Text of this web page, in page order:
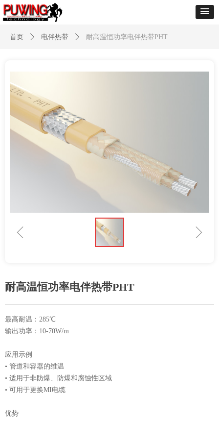
首页 ꄲ 电伴热带 ꄲ 耐高温恒功率电伴热带PHT
耐高温恒功率电伴热带PHT
最高耐温：285℃
输出功率：10-70W/m
应用示例
• 管道和容器的维温
• 适用于非防爆、防爆和腐蚀性区域
• 可用于更换MI电缆
优势
ꁆ ꁇ